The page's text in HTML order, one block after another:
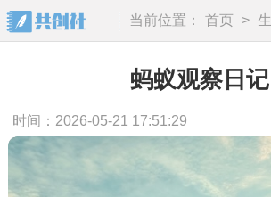
当前位置： 首页 >
记
蚂蚁观察日记
时间：2026-05-21 17:51:29